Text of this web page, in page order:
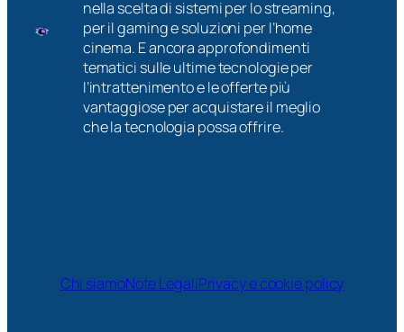
nella scelta di sistemi per lo streaming,
per il gaming e soluzioni per l’home
cinema. E ancora approfondimenti
tematici sulle ultime tecnologie per
l’intrattenimento e le offerte più
vantaggiose per acquistare il meglio
che la tecnologia possa offrire.
Chi siamoNote LegaliPrivacy e cookie policy